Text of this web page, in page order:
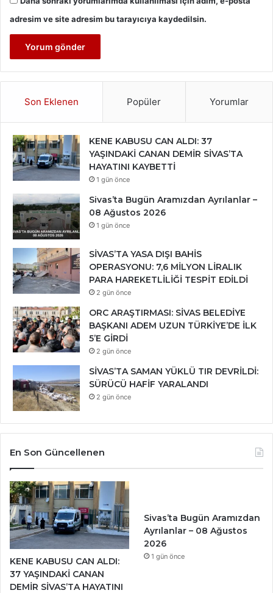
adresim ve site adresim bu tarayıcıya kaydedilsin.
Son Eklenen Popüler Yorumlar
KENE KABUSU CAN ALDI: 37
YAŞINDAKİ CANAN DEMİR SİVAS’TA
HAYATINI KAYBETTİ
1 gün önce
Sivas’ta Bugün Aramızdan Ayrılanlar –
08 Ağustos 2026
1 gün önce
SİVAS’TA YASA DIŞI BAHİS
OPERASYONU: 7,6 MİLYON LİRALIK
PARA HAREKETLİLİĞİ TESPİT EDİLDİ
2 gün önce
ORC ARAŞTIRMASI: SİVAS BELEDİYE
BAŞKANI ADEM UZUN TÜRKİYE’DE İLK
5’E GİRDİ
2 gün önce
SİVAS’TA SAMAN YÜKLÜ TIR DEVRİLDİ:
SÜRÜCÜ HAFİF YARALANDI
2 gün önce
En Son Güncellenen
KENE KABUSU CAN ALDI:
37 YAŞINDAKİ CANAN
DEMİR SİVAS’TA HAYATINI
Sivas’ta Bugün Aramızdan
Ayrılanlar – 08 Ağustos
2026
1 gün önce